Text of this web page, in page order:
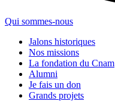
Qui sommes-nous
Jalons historiques
Nos missions
La fondation du Cnam
Alumni
Je fais un don
Grands projets